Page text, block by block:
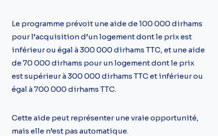
Le programme prévoit une aide de 100 000 dirhams
pour l’acquisition d’un logement dont le prix est
inférieur ou égal à 300 000 dirhams TTC, et une aide
de 70 000 dirhams pour un logement dont le prix
est supérieur à 300 000 dirhams TTC et inférieur ou
égal à 700 000 dirhams TTC.
Cette aide peut représenter une vraie opportunité,
mais elle n’est pas automatique.